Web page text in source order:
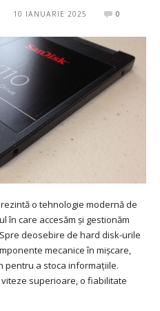
10 IANUARIE 2025 0
o tehnologie modernă de
în care accesăm și gestionăm
deosebire de hard disk-urile
mecanice în mișcare,
pentru a stoca informațiile.
superioare, o fiabilitate